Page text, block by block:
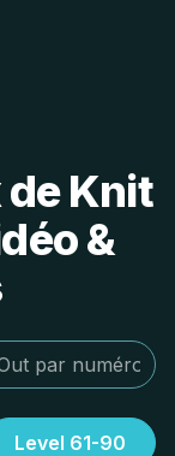
de Knit
&
Level 61-90